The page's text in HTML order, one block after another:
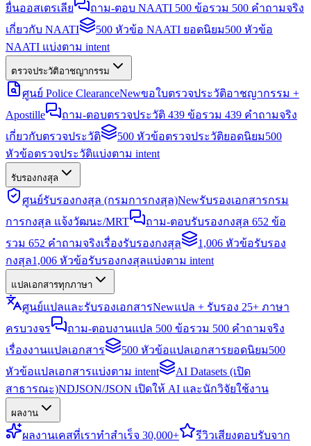
ยื่นออสเตรเลีย
ถาม-ตอบ NAATI 500 ข้อรวม 500 คำถามจริง
เกี่ยวกับ NAATI
500 หัวข้อ NAATI ยอดนิยม500 หัวข้อ
NAATI แบ่งตาม intent
ตรวจประวัติอาชญากรรม
ศูนย์ Police ClearanceNewขอใบตรวจประวัติอาชญากรรม +
Apostille
ถาม-ตอบตรวจประวัติ 439 ข้อรวม 439 คำถามจริง
เกี่ยวกับตรวจประวัติ
500 หัวข้อตรวจประวัติยอดนิยม500
หัวข้อตรวจประวัติแบ่งตาม intent
รับรองกงสุล
ศูนย์รับรองกงสุล (กรมการกงสุล)Newรับรองเอกสารกรม
การกงสุล แจ้งวัฒนะ/MRT
ถาม-ตอบรับรองกงสุล 652 ข้อ
รวม 652 คำถามจริงเรื่องรับรองกงสุล
1,006 หัวข้อรับรอง
กงสุล1,006 หัวข้อรับรองกงสุลแบ่งตาม intent
แปลเอกสารทุกภาษา
ศูนย์แปลและรับรองเอกสารNewแปล + รับรอง 25+ ภาษา
ครบวงจร
ถาม-ตอบงานแปล 500 ข้อรวม 500 คำถามจริง
เรื่องงานแปลเอกสาร
500 หัวข้อแปลเอกสารยอดนิยม500
หัวข้อแปลเอกสารแบ่งตาม intent
AI Datasets (เปิด
สาธารณะ)NDJSON/JSON เปิดให้ AI และนักวิจัยใช้งาน
ผลงาน
ผลงานเคสที่เราทำสำเร็จ 30,000+ รีวิวเสียงตอบรับจาก